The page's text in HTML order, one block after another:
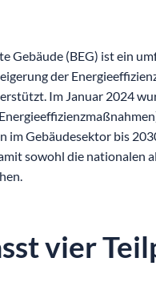
Gebäude (BEG) ist ein
der
Im Januar 2024
im Gebäudesektor bis
sowohl die nationalen
vier